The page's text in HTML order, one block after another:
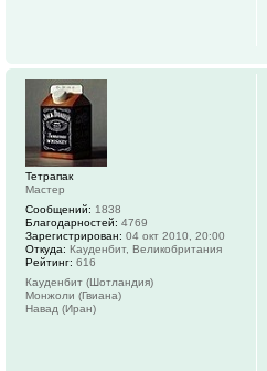
Тетрапак
Мастер
Сообщений: 1838
Благодарностей: 4769
Зарегистрирован: 04 окт 2010, 20:00
Откуда: Кауденбит, Великобритания
Рейтинг: 616
Кауденбит (Шотландия)
Монжоли (Гвиана)
Навад (Иран)